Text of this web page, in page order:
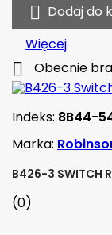
 Dodaj do
Więcej
 Obecnie
Indeks: 8B44-
Marka:
B426-3 SWITCH
(0)